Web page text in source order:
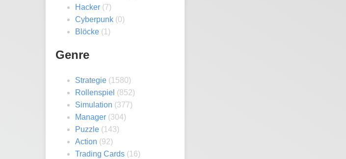
Hacker (7)
Cyberpunk (0)
Blöcke (1)
Genre
Strategie (1580)
Rollenspiel (852)
Simulation (377)
Manager (304)
Puzzle (143)
Action (92)
Trading Cards (16)